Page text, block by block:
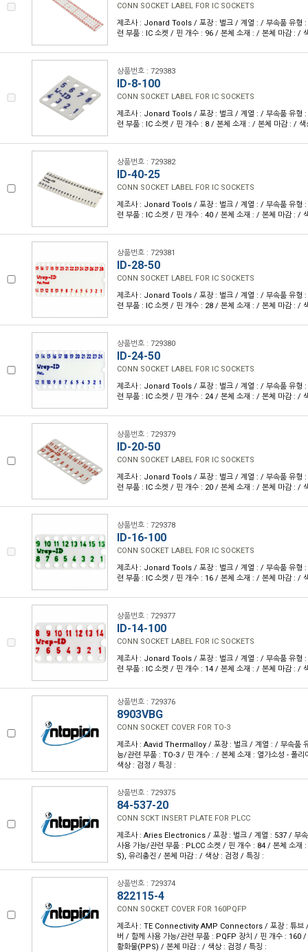
CONN SOCKET LABEL FOR IC SOCKETS
제조사 : Jonard Tools / 포장 : 벌크 / 계열 : / 부속품 유형 :
련 부품 : IC 소켓 / 핀 개수 : 96 / 본체 소재 : / 본체 마감 : /
상품번호 : 729383
ID-8-100
CONN SOCKET LABEL FOR IC SOCKETS
제조사 : Jonard Tools / 포장 : 벌크 / 계열 : / 부속품 유형 :
련 부품 : IC 소켓 / 핀 개수 : 8 / 본체 소재 : / 본체 마감 : /
상품번호 : 729382
ID-40-25
CONN SOCKET LABEL FOR IC SOCKETS
제조사 : Jonard Tools / 포장 : 벌크 / 계열 : / 부속품 유형 :
련 부품 : IC 소켓 / 핀 개수 : 40 / 본체 소재 : / 본체 마감 : /
상품번호 : 729381
ID-28-50
CONN SOCKET LABEL FOR IC SOCKETS
제조사 : Jonard Tools / 포장 : 벌크 / 계열 : / 부속품 유형 :
련 부품 : IC 소켓 / 핀 개수 : 28 / 본체 소재 : / 본체 마감 : /
상품번호 : 729380
ID-24-50
CONN SOCKET LABEL FOR IC SOCKETS
제조사 : Jonard Tools / 포장 : 벌크 / 계열 : / 부속품 유형 :
련 부품 : IC 소켓 / 핀 개수 : 24 / 본체 소재 : / 본체 마감 : /
상품번호 : 729379
ID-20-50
CONN SOCKET LABEL FOR IC SOCKETS
제조사 : Jonard Tools / 포장 : 벌크 / 계열 : / 부속품 유형 :
련 부품 : IC 소켓 / 핀 개수 : 20 / 본체 소재 : / 본체 마감 : /
상품번호 : 729378
ID-16-100
CONN SOCKET LABEL FOR IC SOCKETS
제조사 : Jonard Tools / 포장 : 벌크 / 계열 : / 부속품 유형 :
련 부품 : IC 소켓 / 핀 개수 : 16 / 본체 소재 : / 본체 마감 : /
상품번호 : 729377
ID-14-100
CONN SOCKET LABEL FOR IC SOCKETS
제조사 : Jonard Tools / 포장 : 벌크 / 계열 : / 부속품 유형 :
련 부품 : IC 소켓 / 핀 개수 : 14 / 본체 소재 : / 본체 마감 : /
상품번호 : 729376
8903VBG
CONN SOCKET COVER FOR TO-3
제조사 : Aavid Thermalloy / 포장 : 벌크 / 계열 : / 부속품
능/관련 부품 : TO-3 / 핀 개수 : / 본체 소재 : 열가소성 - 폴
색상 : 검정 / 특징 :
상품번호 : 729375
84-537-20
CONN SCKT INSERT PLATE FOR PLCC
제조사 : Aries Electronics / 포장 : 벌크 / 계열 : 537 / 부속
사용 가능/관련 부품 : PLCC 소켓 / 핀 개수 : 84 / 본체 소재
S), 유리충진 / 본체 마감 : / 색상 : 검정 / 특징 :
상품번호 : 729374
822115-4
CONN SOCKET COVER FOR 160PQFP
제조사 : TE Connectivity AMP Connectors / 포장 : 튜브
버 / 함께 사용 가능/관련 부품 : PQFP 장치 / 핀 개수 : 160 /
황화물(PPS) / 본체 마감 : / 색상 : 검정 / 특징 :